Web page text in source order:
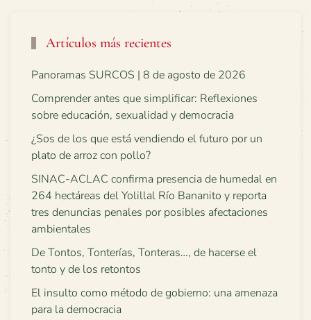
Artículos más recientes
Panoramas SURCOS | 8 de agosto de 2026
Comprender antes que simplificar: Reflexiones
sobre educación, sexualidad y democracia
¿Sos de los que está vendiendo el futuro por un
plato de arroz con pollo?
SINAC-ACLAC confirma presencia de humedal en
264 hectáreas del Yolillal Río Bananito y reporta
tres denuncias penales por posibles afectaciones
ambientales
De Tontos, Tonterías, Tonteras…, de hacerse el
tonto y de los retontos
El insulto como método de gobierno: una amenaza
para la democracia